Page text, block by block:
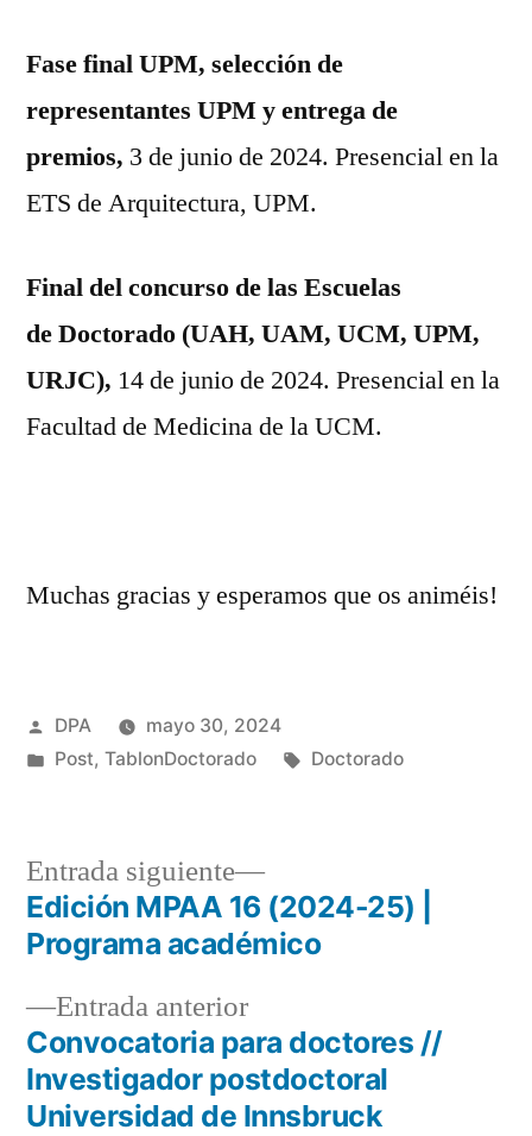
Fase final UPM, selección de
representantes UPM y entrega de
premios, 3 de junio de 2024. Presencial en la
ETS de Arquitectura, UPM.
Final del concurso de las Escuelas
de Doctorado (UAH, UAM, UCM, UPM,
URJC), 14 de junio de 2024. Presencial en la
Facultad de Medicina de la UCM.
Muchas gracias y esperamos que os animéis!
Publicado
por
DPA
mayo 30, 2024
Publicado
Post, TablonDoctorado Etiquetas:
Doctorado
Navegación
entradas
Entrada anteriorEntrada
anterior:
Convocatoria para doctores //
Investigador postdoctoral
Universidad de Innsbruck
Entrada siguiente
Entrada
siguiente:
Edición MPAA 16 (2024-25) |
Programa académico